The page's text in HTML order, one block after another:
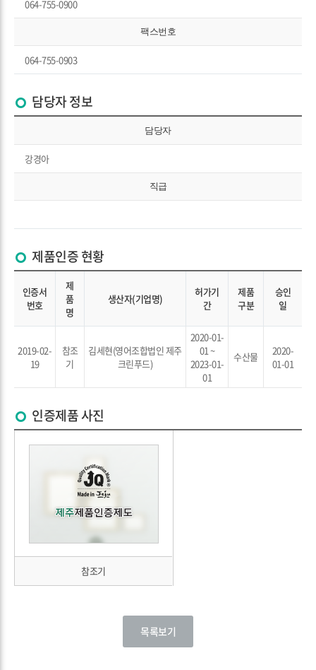
064-755-0900
팩스번호
064-755-0903
담당자 정보
담당자
강경아
직급
제품인증 현황
인증서
번호
제
품
명
생산자(기업명)
허가기
간
제품
구분
승인
일
2019-02-
19
참조
기
김세현(영어조합법인 제주
크린푸드)
2020-01-
01 ~
2023-01-
01
수산물
2020-
01-01
인증제품 사진
참조기
목록보기